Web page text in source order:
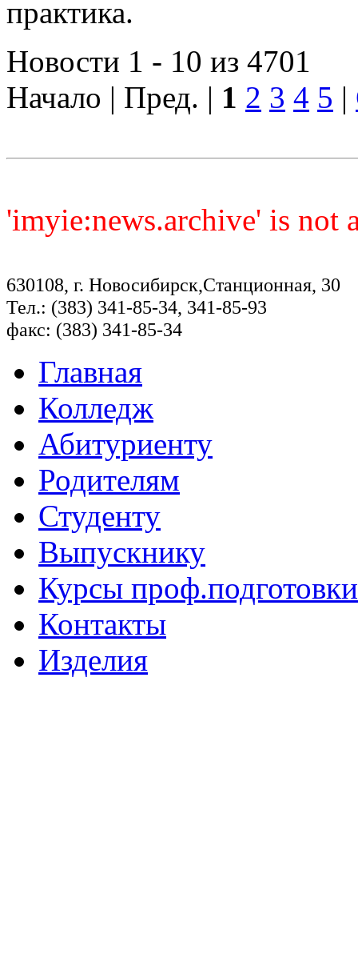
практика.
Новости 1 - 10 из 4701
Начало | Пред. | 1 2 3 4 5 |
'imyie:news.archive' is not
630108, г. Новосибирск,Станционная, 30
Тел.: (383) 341-85-34, 341-85-93
факс: (383) 341-85-34
Главная
Колледж
Абитуриенту
Родителям
Студенту
Выпускнику
Курсы проф.подготовки
Контакты
Изделия